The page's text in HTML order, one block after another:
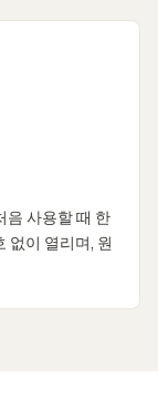
음 사용할 때 한
없이 열리며, 원